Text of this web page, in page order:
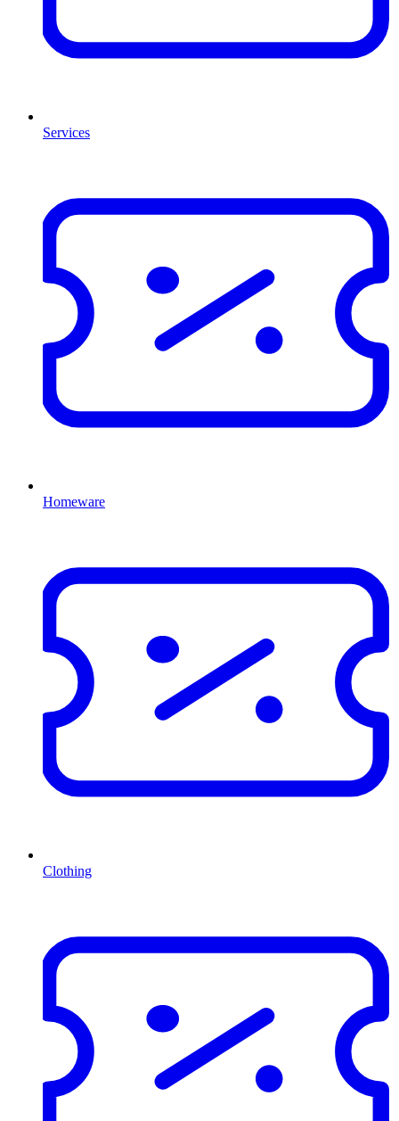
Services
Homeware
Clothing